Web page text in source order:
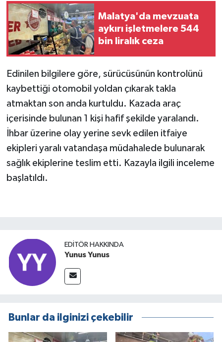
Malatya'da mevzuata
aykırı işletmelere 544
bin liralık ceza
Edinilen bilgilere göre, sürücüsünün kontrolünü
kaybettiği otomobil yoldan çıkarak takla
atmaktan son anda kurtuldu. Kazada araç
içerisinde bulunan 1 kişi hafif şekilde yaralandı.
İhbar üzerine olay yerine sevk edilen itfaiye
ekipleri yaralı vatandaşa müdahalede bulunarak
sağlık ekiplerine teslim etti. Kazayla ilgili inceleme
başlatıldı.
EDITÖR HAKKINDA
Yunus Yunus
Bunlar da ilginizi çekebilir